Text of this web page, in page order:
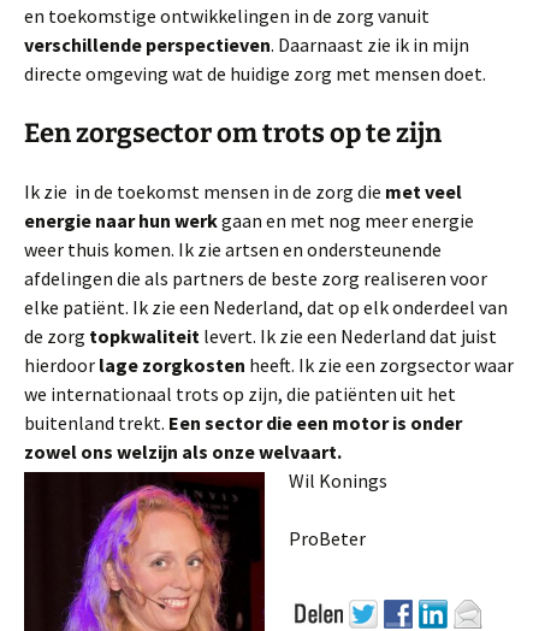
en toekomstige ontwikkelingen in de zorg vanuit
verschillende perspectieven. Daarnaast zie ik in mijn
directe omgeving wat de huidige zorg met mensen doet.
Een zorgsector om trots op te zijn
Ik zie in de toekomst mensen in de zorg die met veel
energie naar hun werkgaan en met nog meer energie
weer thuis komen. Ik zie artsen en ondersteunende
afdelingen die als partners de beste zorg realiseren voor
elke patiënt. Ik zie een Nederland, dat op elk onderdeel van
de zorg topkwaliteit levert. Ik zie een Nederland dat juist
hierdoor lage zorgkosten heeft. Ik zie een zorgsector waar
we internationaal trots op zijn, die patiënten uit het
buitenland trekt. Een sector die een motor is onder
zowel ons welzijn als onze welvaart.
Wil Konings
ProBeter